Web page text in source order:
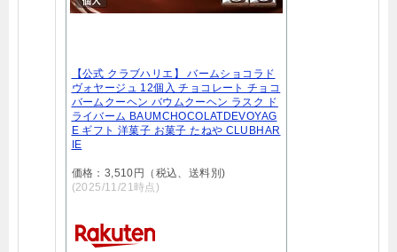
【公式 クラブハリエ】 バームショコラド
ヴォヤージュ 12個入 チョコレート チョコ
バームクーヘン バウムクーヘン ラスク ド
ライバーム BAUMCHOCOLATDEVOYAG
E ギフト 洋菓子 お菓子 たねや CLUBHAR
IE
価格：3,510円（税込、送料別)
(2025/11/21時点)